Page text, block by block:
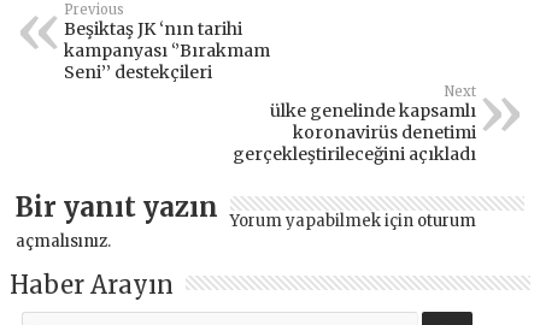
Previous
Beşiktaş JK ‘nın tarihi
kampanyası ‘’Bırakmam
Seni’’ destekçileri
Next
ülke genelinde kapsamlı
koronavirüs denetimi
gerçekleştirileceğini açıkladı
Bir yanıt yazın Yorum yapabilmek için oturum
açmalısınız.
Haber Arayın